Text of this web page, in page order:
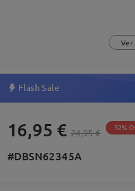
Ver
Flash Sale
16,95 € 24,95 € 32%
#DBSN62345A